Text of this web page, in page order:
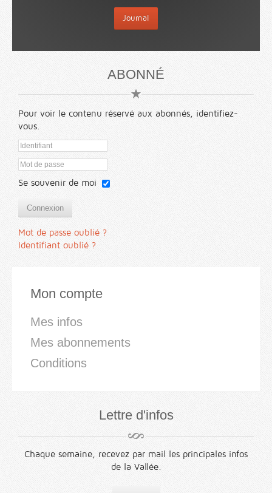
Journal
ABONNÉ
Pour voir le contenu réservé aux abonnés, identifiez-
vous.
Se souvenir de moi
Connexion
Mot de passe oublié ?
Identifiant oublié ?
Mon compte
Mes infos
Mes abonnements
Conditions
Lettre d'infos
Chaque semaine, recevez par mail les principales infos
de la Vallée.